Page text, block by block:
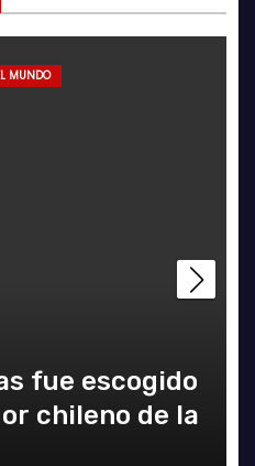
MUNDO
fue escogido
chileno de la